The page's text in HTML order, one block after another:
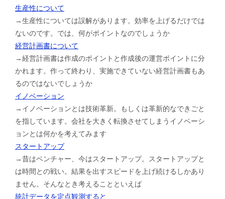
生産性について
→生産性については誤解があります。効率を上げるだけでは
ないのです。では、何がポイントなのでしょうか
経営計画書について
→経営計画書は作成のポイントと作成後の運営ポイントに分
かれます。作って終わり、実施できていない経営計画書もあ
るのではないでしょうか
イノベーション
→イノベーションとは技術革新。もしくは革新的なできごと
を指しています。会社を大きく転換させてしまうイノベーシ
ョンとは何かを考えてみます
スタートアップ
→昔はベンチャー、今はスタートアップ。スタートアップと
は時間との戦い。結果を出すスピードを上げ続けるしかあり
ません。そんなとき考えることといえば
統計データを定点観測すると